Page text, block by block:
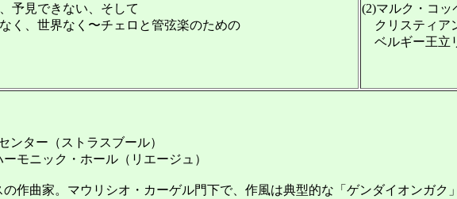
見できない、そして
、世界なく〜チェロと管弦楽のための
(2)マルク・コッ
クリスティア
ベルギー王立
ンター（ストラスブール）
モニック・ホール（リエージュ）
作曲家。マウリシオ・カーゲル門下で、作風は典型的な「ゲンダイオンガク